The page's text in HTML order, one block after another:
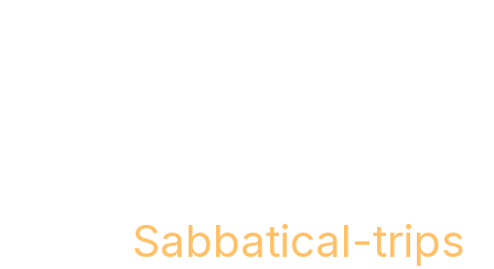
Sabbatical-trips